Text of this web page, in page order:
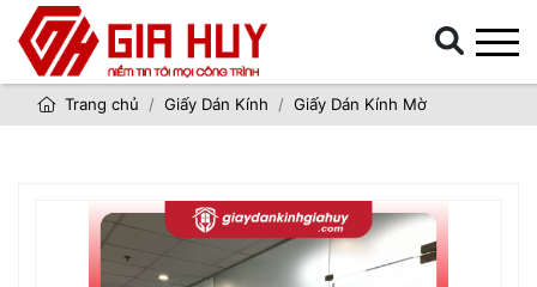
Trang chủ Giấy Dán Kính Giấy Dán Kính Mờ